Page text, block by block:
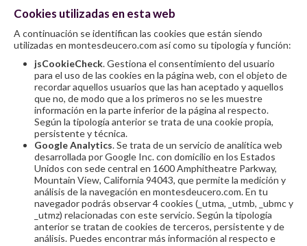
Cookies utilizadas en esta web
A continuación se identifican las cookies que están siendo
utilizadas en montesdeucero.com así como su tipología y función:
jsCookieCheck. Gestiona el consentimiento del usuario
para el uso de las cookies en la página web, con el objeto de
recordar aquellos usuarios que las han aceptado y aquellos
que no, de modo que a los primeros no se les muestre
información en la parte inferior de la página al respecto.
Según la tipología anterior se trata de una cookie propia,
persistente y técnica.
Google Analytics. Se trata de un servicio de analítica web
desarrollada por Google Inc. con domicilio en los Estados
Unidos con sede central en 1600 Amphitheatre Parkway,
Mountain View, California 94043, que permite la medición y
análisis de la navegación en montesdeucero.com. En tu
navegador podrás observar 4 cookies (_utma, _utmb, _ubmc y
_utmz) relacionadas con este servicio. Según la tipología
anterior se tratan de cookies de terceros, persistente y de
análisis. Puedes encontrar más información al respecto e